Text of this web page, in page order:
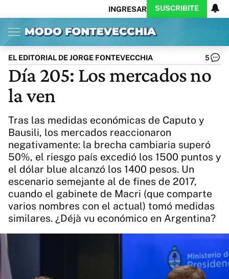
INGRESAR SUSCRIBITE
Inicio Ahora
Opinión
Política
Ciencia
Protagonistas
Cultura
Arte
Educación
Internacional
CARAS
Videos
Córdoba
Reperfilar
Business
Noticias
Caras
Exitoina
Gaming
Vivo
Diario del Juicio
Actualidad
EL EDITORIAL DE JORGE FONTEVECCHIA 5
Día 205: Los mercados no
la ven
Tras las medidas económicas de Caputo y
Bausili, los mercados reaccionaron
negativamente: la brecha cambiaria superó
50%, el riesgo país excedió los 1500 puntos y
el dólar blue alcanzó los 1400 pesos. Un
escenario semejante al de fines de 2017,
cuando el gabinete de Macri (que comparte
varios nombres con el actual) tomó medidas
similares. ¿Déjà vu económico en Argentina?